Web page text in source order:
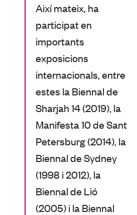
Així mateix, ha
participat en
importants
exposicions
internacionals, entre
estes la Biennal de
Sharjah 14 (2019), la
Manifesta 10 de Sant
Petersburg (2014), la
Biennal de Sydney
(1998 i 2012), la
Biennal de Lió
(2005) i la Biennal